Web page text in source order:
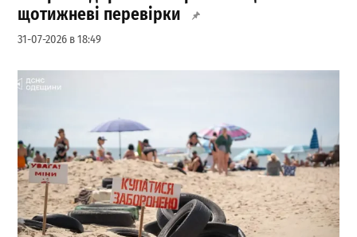
щотижневі перевірки
31-07-2026 в 18:49